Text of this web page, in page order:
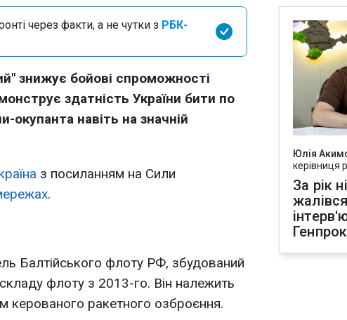
через факти, а не чутки з РБК-
знижує бойові спроможності
здатність України бити по
окупанта навіть на значній
з посиланням на Сили
.
Балтійського флоту РФ, збудований
флоту з 2013-го. Він належить
керованого ракетного озброєння.
Юлія
керівниця
За рік